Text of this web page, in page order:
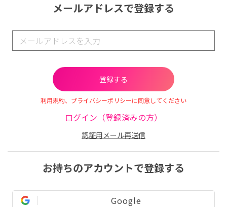
メールアドレスで登録する
利用規約、プライバシーポリシーに同意してください
ログイン（登録済みの方）
認証用メール再送信
お持ちのアカウントで登録する
Google